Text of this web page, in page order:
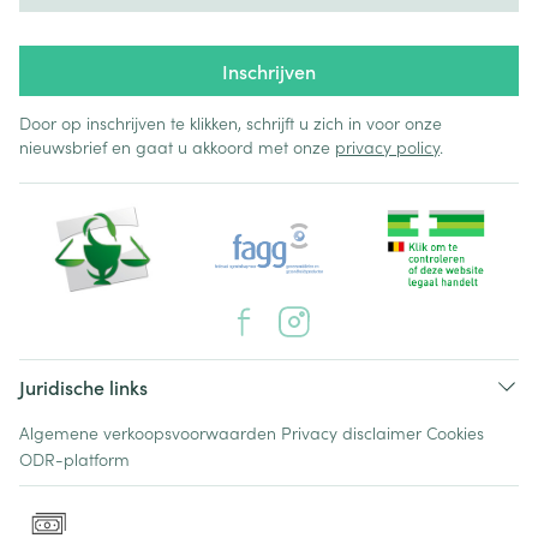
Inschrijven
Door op inschrijven te klikken, schrijft u zich in voor onze
nieuwsbrief en gaat u akkoord met onze privacy policy.
Juridische links
Algemene verkoopsvoorwaarden Privacy disclaimer Cookies
ODR-platform